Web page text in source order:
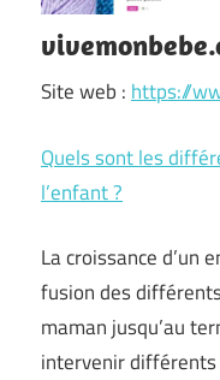
Site web :https://
Quels sont les
l’enfant ?
La croissance d’un
fusion des
maman jusqu’au
intervenir